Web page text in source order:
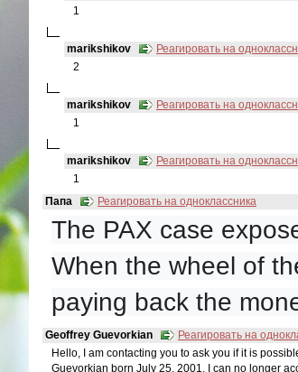
1
marikshikov
Реагировать на
2
marikshikov
Реагировать на
1
marikshikov
Реагировать на
1
Папа Реагировать на одноклассника
The PAX case
When the wheel of
paying back the
Geoffrey Guevorkian
Реагировать на
Hello, I am contacting you to ask you if it is
Guevorkian born July 25, 2001, I can no longer